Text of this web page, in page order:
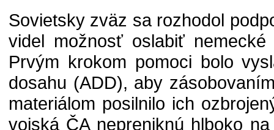
Sovietsky zväz sa rozhodol
videl možnosť oslabiť
Prvým krokom pomoci bolo
dosahu (ADD), aby
materiálom posilnilo ich
vojská ČA nepreniknú hlboko